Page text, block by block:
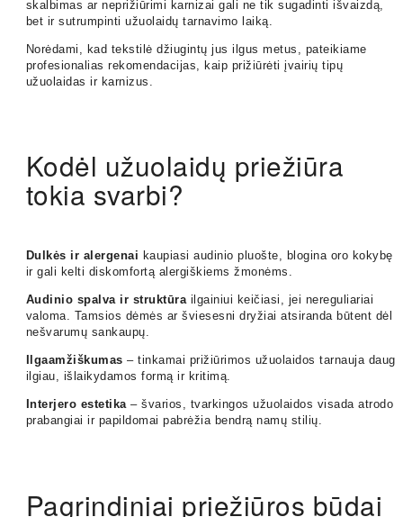
skalbimas ar neprižiūrimi karnizai gali ne tik sugadinti išvaizdą,
bet ir sutrumpinti užuolaidų tarnavimo laiką.
Norėdami, kad tekstilė džiugintų jus ilgus metus, pateikiame
profesionalias rekomendacijas, kaip prižiūrėti įvairių tipų
užuolaidas ir karnizus.
Kodėl užuolaidų priežiūra
tokia svarbi?
Dulkės ir alergenai kaupiasi audinio pluošte, blogina oro kokybę
ir gali kelti diskomfortą alergiškiems žmonėms.
Audinio spalva ir struktūrailgainiui keičiasi, jei nereguliariai
valoma. Tamsios dėmės ar šviesesni dryžiai atsiranda būtent dėl
nešvarumų sankaupų.
Ilgaamžiškumas – tinkamai prižiūrimos užuolaidos tarnauja daug
ilgiau, išlaikydamos formą ir kritimą.
Interjero estetika– švarios, tvarkingos užuolaidos visada atrodo
prabangiai ir papildomai pabrėžia bendrą namų stilių.
Pagrindiniai priežiūros būdai